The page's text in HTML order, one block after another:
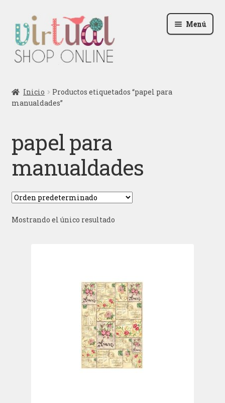
la
navegación
al
contenido
Menú
Podcast
Blog
Inicio
Productos etiquetados “papel para
manualdades”
papel para
manualdades
Mostrando el único resultado